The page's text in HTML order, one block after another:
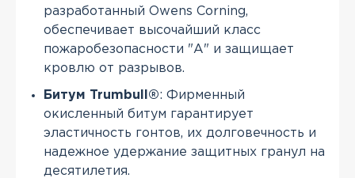
разработанный Owens Corning,
обеспечивает высочайший класс
пожаробезопасности "А" и защищает
кровлю от разрывов.
Битум Trumbull®: Фирменный
окисленный битум гарантирует
эластичность гонтов, их долговечность и
надежное удержание защитных гранул на
десятилетия.